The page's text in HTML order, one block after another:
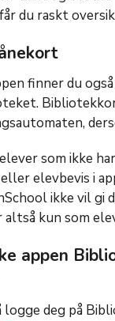
du raskt
finner du
som ikke
elevbevis i
ikke vil gi
kun som
appen
logge deg på